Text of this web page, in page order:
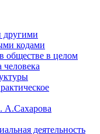
кодами
обществе в целом
человека
А.Сахарова
деятельность